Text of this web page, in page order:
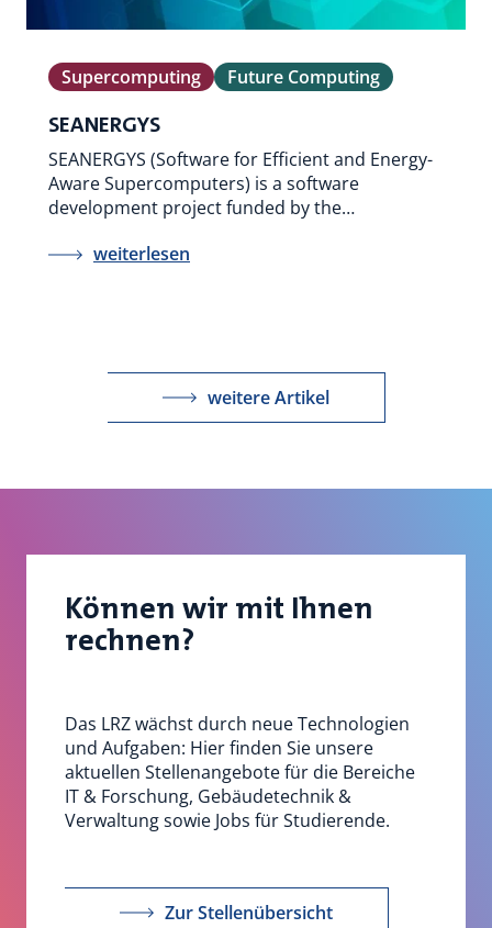
Supercomputing Future Computing
SEANERGYS
SEANERGYS (Software for Efficient and Energy-
Aware Supercomputers) is a software
development project funded by the…
weiterlesen
weitere Artikel
Können wir mit Ihnen
rechnen?
Das LRZ wächst durch neue Technologien
und Aufgaben: Hier finden Sie unsere
aktuellen Stellenangebote für die Bereiche
IT & Forschung, Gebäudetechnik &
Verwaltung sowie Jobs für Studierende.
Zur Stellenübersicht